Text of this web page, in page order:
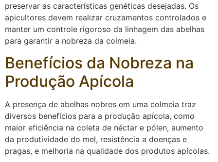
preservar as características genéticas desejadas. Os
apicultores devem realizar cruzamentos controlados e
manter um controle rigoroso da linhagem das abelhas
para garantir a nobreza da colmeia.
Benefícios da Nobreza na
Produção Apícola
A presença de abelhas nobres em uma colmeia traz
diversos benefícios para a produção apícola, como
maior eficiência na coleta de néctar e pólen, aumento
da produtividade do mel, resistência a doenças e
pragas, e melhoria na qualidade dos produtos apícolas.